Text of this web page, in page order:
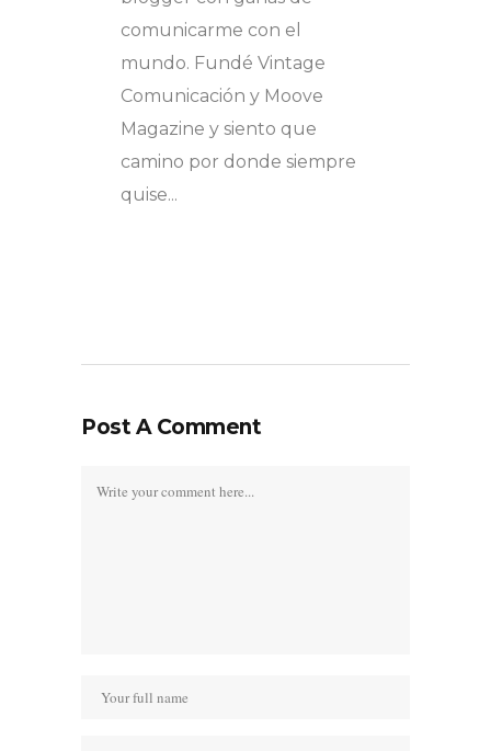
comunicarme con el
mundo. Fundé Vintage
Comunicación y Moove
Magazine y siento que
camino por donde siempre
quise...
Post A Comment